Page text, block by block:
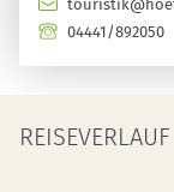
04441/892050
REISEVERLAUF